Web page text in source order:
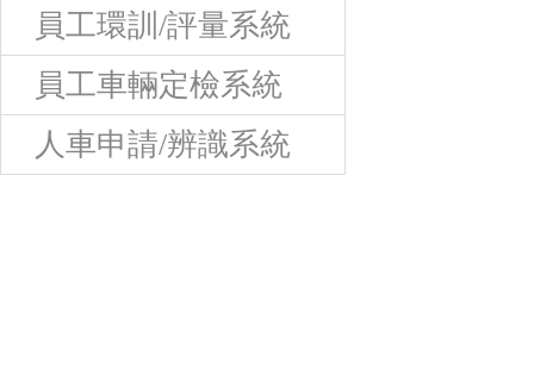
員工環訓/評量系統
員工車輛定檢系統
人車申請/辨識系統